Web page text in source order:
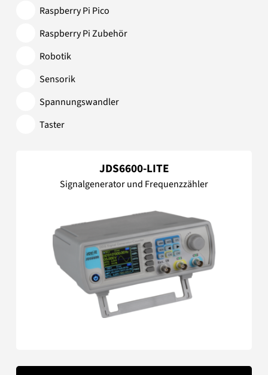
Raspberry Pi Pico
Raspberry Pi Zubehör
Robotik
Sensorik
Spannungswandler
Taster
JDS6600-LITE
Signalgenerator und Frequenzzähler